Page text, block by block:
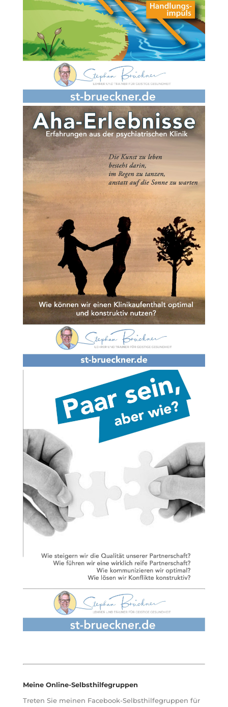
Meine Online-Selbsthilfegruppen
Treten Sie meinen Facebook-Selbsthilfegruppen für